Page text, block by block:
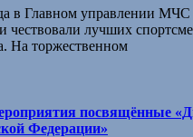
в Главном управлении
чествовали лучших
На торжественном
посвящённые
Федерации»